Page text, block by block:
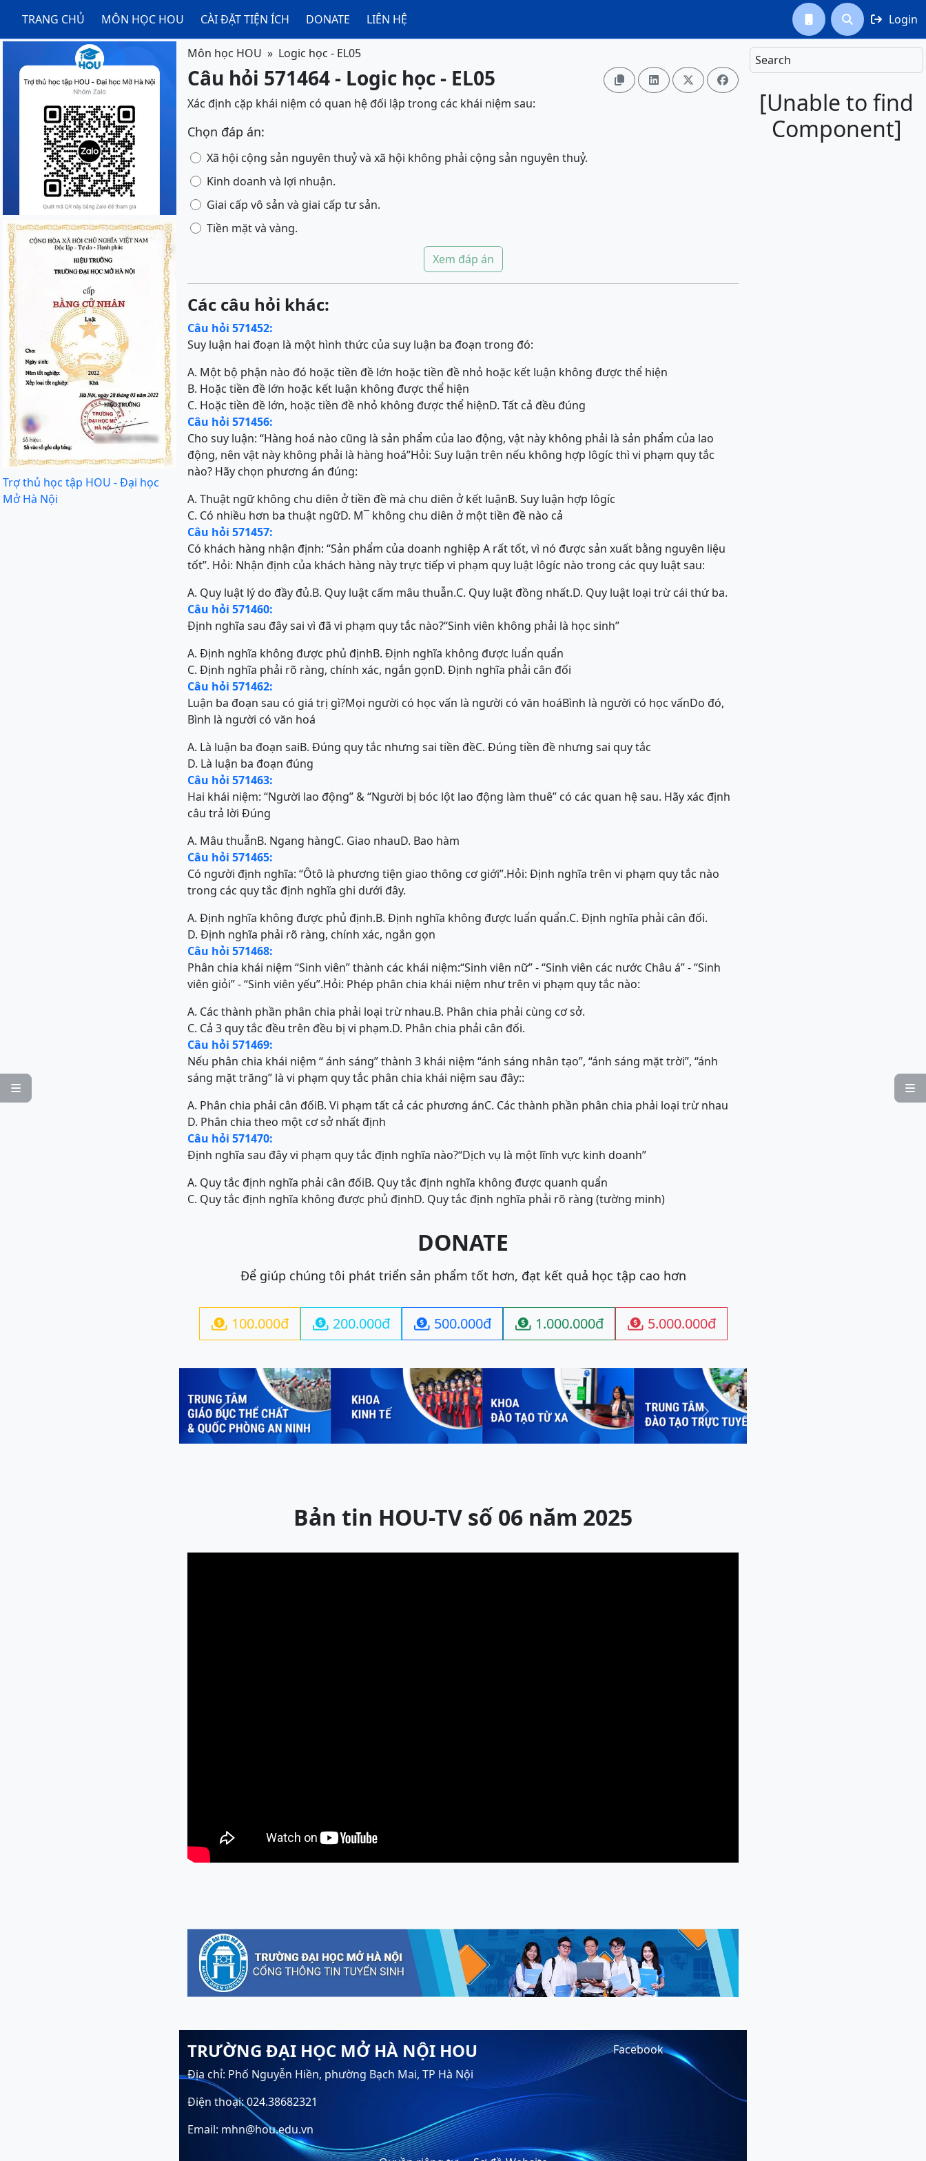
TRANG CHỦ MÔN HỌC HOU CÀI ĐẶT TIỆN ÍCH DONATE LIÊN HỆ   Login

Search
[Unable to find
Component]

Trợ thủ học tập HOU - Đại học
Mở Hà Nội
Môn học HOU Logic học - EL05
Câu hỏi 571464 - Logic học - EL05    
Xác định cặp khái niệm có quan hệ đối lập trong các khái niệm sau:
Chọn đáp án:
Xã hội cộng sản nguyên thuỷ và xã hội không phải cộng sản nguyên thuỷ.
Kinh doanh và lợi nhuận.
Giai cấp vô sản và giai cấp tư sản.
Tiền mặt và vàng.
Xem đáp án
Các câu hỏi khác:
Câu hỏi 571452:
Suy luận hai đoạn là một hình thức của suy luận ba đoạn trong đó:
A. Một bộ phận nào đó hoặc tiền đề lớn hoặc tiền đề nhỏ hoặc kết luận không được thể hiện
B. Hoặc tiền đề lớn hoặc kết luận không được thể hiện
C. Hoặc tiền đề lớn, hoặc tiền đề nhỏ không được thể hiệnD. Tất cả đều đúng
Câu hỏi 571456:
Cho suy luận: “Hàng hoá nào cũng là sản phẩm của lao động, vật này không phải là sản phẩm của lao
động, nên vật này không phải là hàng hoá”Hỏi: Suy luận trên nếu không hợp lôgíc thì vi phạm quy tắc
nào? Hãy chọn phương án đúng:
A. Thuật ngữ không chu diên ở tiền đề mà chu diên ở kết luậnB. Suy luận hợp lôgíc
C. Có nhiều hơn ba thuật ngữD. M¯ không chu diên ở một tiền đề nào cả
Câu hỏi 571457:
Có khách hàng nhận định: “Sản phẩm của doanh nghiệp A rất tốt, vì nó được sản xuất bằng nguyên liệu
tốt”. Hỏi: Nhận định của khách hàng này trực tiếp vi phạm quy luật lôgíc nào trong các quy luật sau:
A. Quy luật lý do đầy đủ.B. Quy luật cấm mâu thuẫn.C. Quy luật đồng nhất.D. Quy luật loại trừ cái thứ ba.
Câu hỏi 571460:
Định nghĩa sau đây sai vì đã vi phạm quy tắc nào?“Sinh viên không phải là học sinh”
A. Định nghĩa không được phủ địnhB. Định nghĩa không được luẩn quẩn
C. Định nghĩa phải rõ ràng, chính xác, ngắn gọnD. Định nghĩa phải cân đối
Câu hỏi 571462:
Luận ba đoạn sau có giá trị gì?Mọi người có học vấn là người có văn hoáBình là người có học vấnDo đó,
Bình là người có văn hoá
A. Là luận ba đoạn saiB. Đúng quy tắc nhưng sai tiền đềC. Đúng tiền đề nhưng sai quy tắc
D. Là luận ba đoạn đúng
Câu hỏi 571463:
Hai khái niệm: “Người lao động” & “Người bị bóc lột lao động làm thuê” có các quan hệ sau. Hãy xác định
câu trả lời Đúng
A. Mâu thuẫnB. Ngang hàngC. Giao nhauD. Bao hàm
Câu hỏi 571465:
Có người định nghĩa: “Ôtô là phương tiện giao thông cơ giới”.Hỏi: Định nghĩa trên vi phạm quy tắc nào
trong các quy tắc định nghĩa ghi dưới đây.
A. Định nghĩa không được phủ định.B. Định nghĩa không được luẩn quẩn.C. Định nghĩa phải cân đối.
D. Định nghĩa phải rõ ràng, chính xác, ngắn gọn
Câu hỏi 571468:
Phân chia khái niệm “Sinh viên” thành các khái niệm:“Sinh viên nữ” - “Sinh viên các nước Châu á” - “Sinh
viên giỏi” - “Sinh viên yếu”.Hỏi: Phép phân chia khái niệm như trên vi phạm quy tắc nào:
A. Các thành phần phân chia phải loại trừ nhau.B. Phân chia phải cùng cơ sở.
C. Cả 3 quy tắc đều trên đều bị vi phạm.D. Phân chia phải cân đối.
Câu hỏi 571469:
Nếu phân chia khái niệm “ ánh sáng” thành 3 khái niệm “ánh sáng nhân tạo”, “ánh sáng mặt trời”, “ánh
sáng mặt trăng” là vi phạm quy tắc phân chia khái niệm sau đây::
A. Phân chia phải cân đốiB. Vi phạm tất cả các phương ánC. Các thành phần phân chia phải loại trừ nhau
D. Phân chia theo một cơ sở nhất định
Câu hỏi 571470:
Định nghĩa sau đây vi phạm quy tắc định nghĩa nào?“Dịch vụ là một lĩnh vực kinh doanh”
A. Quy tắc định nghĩa phải cân đốiB. Quy tắc định nghĩa không được quanh quẩn
C. Quy tắc định nghĩa không được phủ địnhD. Quy tắc định nghĩa phải rõ ràng (tường minh)
DONATE
Để giúp chúng tôi phát triển sản phẩm tốt hơn, đạt kết quả học tập cao hơn
 100.000đ  200.000đ  500.000đ  1.000.000đ  5.000.000đ
Previous Next
Bản tin HOU-TV số 06 năm 2025
TRƯỜNG ĐẠI HỌC MỞ HÀ NỘI HOU
Địa chỉ: Phố Nguyễn Hiền, phường Bạch Mai, TP Hà Nội
Điện thoại: 024.38682321
Email: mhn@hou.edu.vn
Facebook